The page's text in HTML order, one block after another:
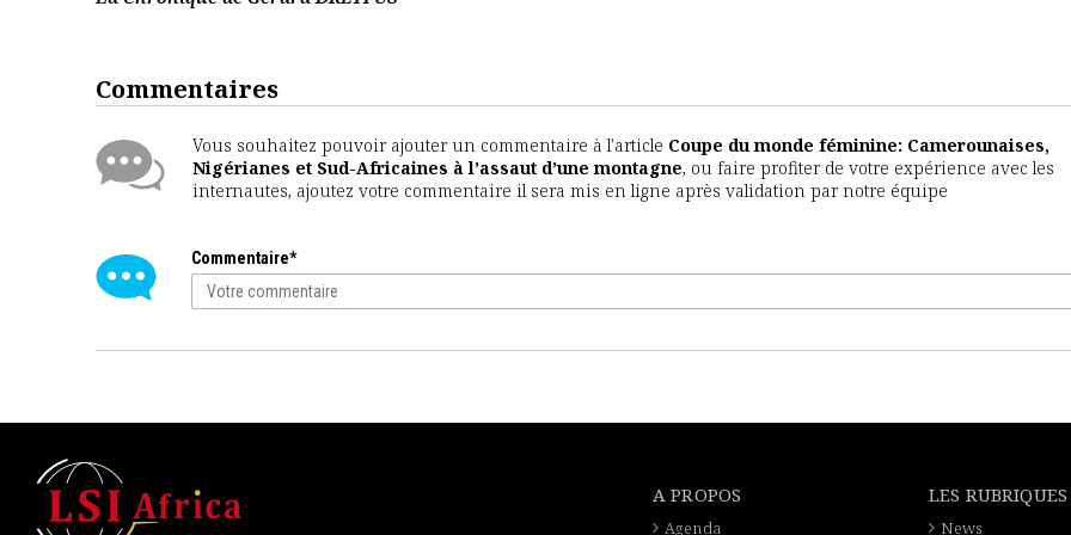
Commentaires
Vous souhaitez pouvoir ajouter un commentaire à l'article Coupe du monde féminine: Camerounaises,
Nigérianes et Sud-Africaines à l’assaut d’une montagne, ou faire profiter de votre expérience avec les
internautes, ajoutez votre commentaire il sera mis en ligne après validation par notre équipe
Commentaire*
A PROPOS
Agenda
LES RUBRIQUES
News